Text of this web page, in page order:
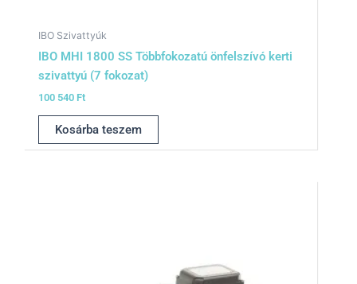
IBO Szivattyúk
IBO MHI 1800 SS Többfokozatú önfelszívó kerti
szivattyú (7 fokozat)
100 540 Ft
Kosárba teszem